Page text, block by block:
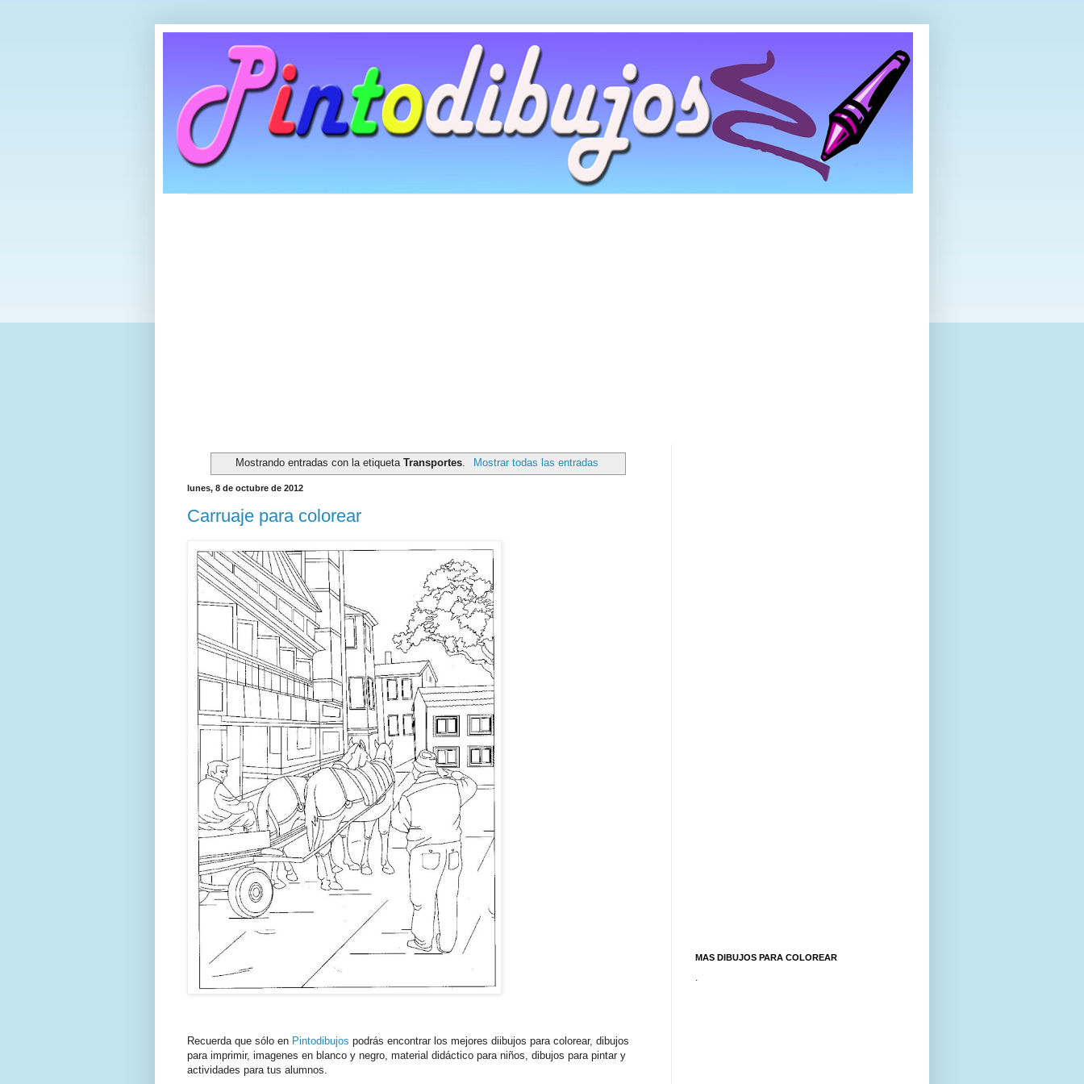
Mostrando entradas con la etiquetaTransportes Mostrar todas las entradas
lunes, 8 de octubre de 2012
Carruaje para colorear
Recuerda que sólo en Pintodibujos podrás encontrar los mejores diibujos para colorear, dibujos
para imprimir, imagenes en blanco y negro, material didáctico para niños, dibujos para pintar y
actividades para tus alumnos.
MAS DIBUJOS PARA COLOREAR
.